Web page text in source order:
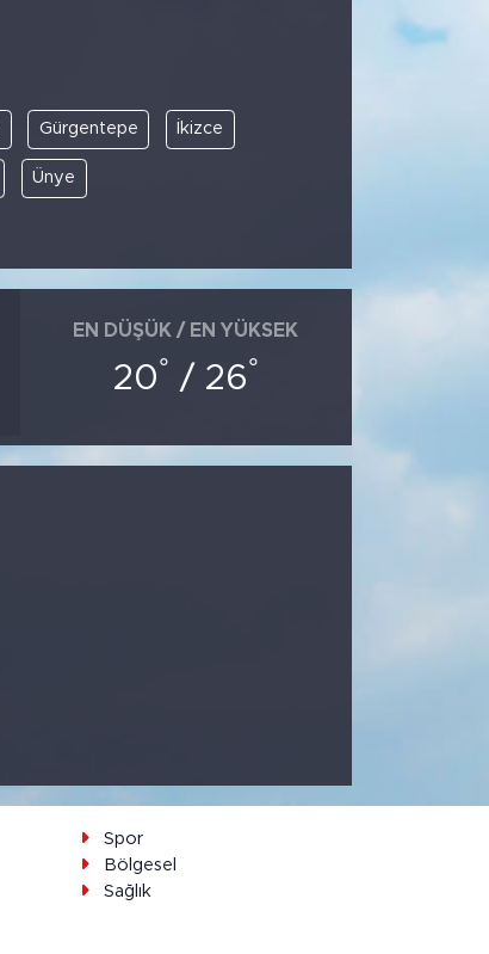
Gürgentepe İkizce
Ünye
EN DÜŞÜK / EN YÜKSEK
20° / 26°
Spor
Bölgesel
Sağlık